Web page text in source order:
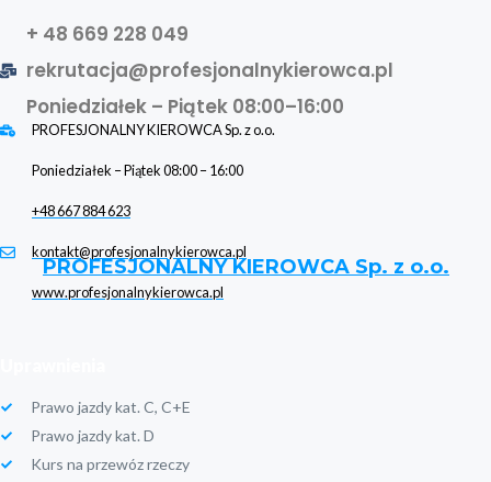
+ 48 669 228 049
rekrutacja@profesjonalnykierowca.pl
Poniedziałek – Piątek 08:00–16:00
PROFESJONALNY KIEROWCA Sp. z o.o.
Poniedziałek – Piątek 08:00 – 16:00
+48 667 884 623
kontakt@profesjonalnykierowca.pl
www.profesjonalnykierowca.pl
PROFESJONALNY KIEROWCA Sp. z o.o.
Prawo jazdy kat. C, C+E
Prawo jazdy kat. D
Kurs na przewóz rzeczy